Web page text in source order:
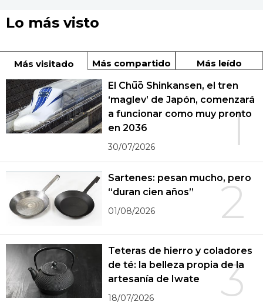
Lo más visto
Más visitado Más compartido Más leído
1
El Chūō Shinkansen, el tren
‘maglev’ de Japón, comenzará
a funcionar como muy pronto
en 2036
30/07/2026
2
Sartenes: pesan mucho, pero
“duran cien años”
01/08/2026
3
Teteras de hierro y coladores
de té: la belleza propia de la
artesanía de Iwate
18/07/2026